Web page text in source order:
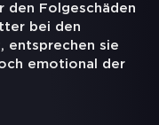
den Folgeschäden
bei den
entsprechen sie
emotional der